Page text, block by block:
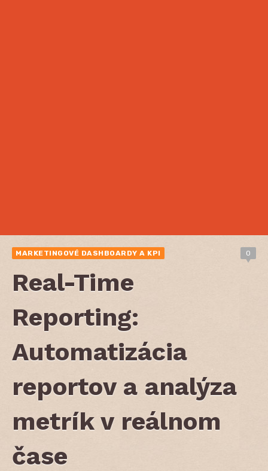
MARKETINGOVÉ DASHBOARDY A KPI 0
Real-Time
Reporting:
Automatizácia
reportov a analýza
metrík v reálnom
čase